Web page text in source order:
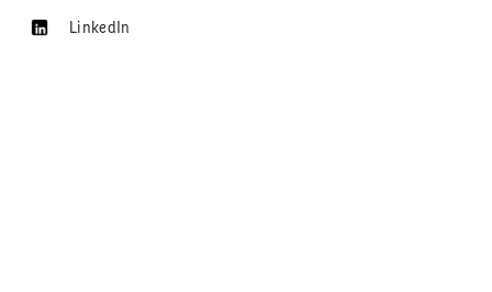
LinkedIn